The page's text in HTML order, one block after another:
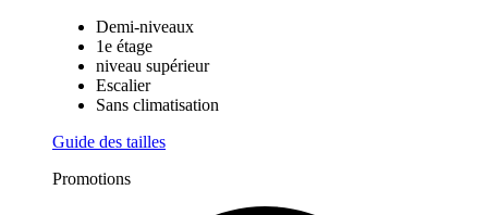
Demi-niveaux
1e étage
niveau supérieur
Escalier
Sans climatisation
Guide des tailles
Promotions